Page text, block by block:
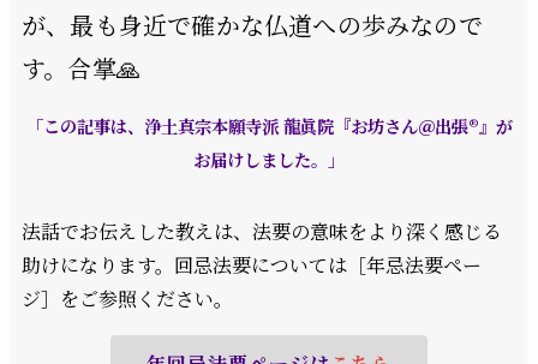
が、最も身近で確かな仏道への歩みなので
す。合掌🙏
「この記事は、浄土真宗本願寺派 龍眞院『お坊さん＠出張®』が
お届けしました。」
法話でお伝えした教えは、法要の意味をより深く感じる
助けになります。回忌法要については［年忌法要ペー
ジ］をご参照ください。